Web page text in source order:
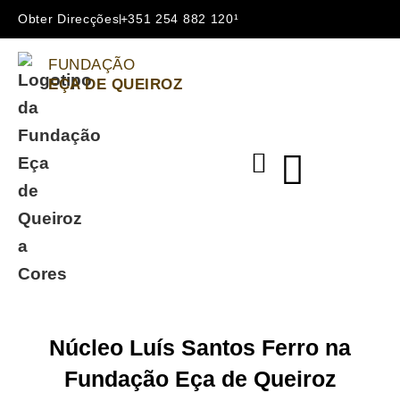
Obter Direcções+351 254 882 120¹
FUNDAÇÃO
EÇA DE QUEIROZ
Núcleo Luís Santos Ferro na
Fundação Eça de Queiroz